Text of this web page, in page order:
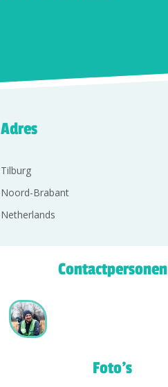
Adres
Tilburg
Noord-Brabant
Netherlands
Contactpersonen
Foto's